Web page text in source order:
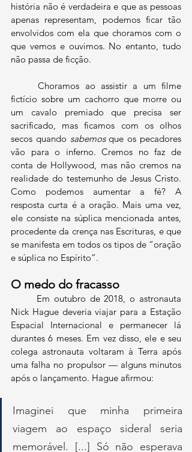
história não é verdadeira e que as pessoas
apenas representam, podemos ficar tão
envolvidos com ela que choramos com o
que vemos e ouvimos. No entanto, tudo
não passa de ficção.
	Choramos ao assistir a um filme
fictício sobre um cachorro que morre ou
um cavalo premiado que precisa ser
sacrificado, mas ficamos com os olhos
secos quando sabemos que os pecadores
vão para o inferno. Cremos no faz de
conta de Hollywood, mas não cremos na
realidade do testemunho de Jesus Cristo.
Como podemos aumentar a fé? A
resposta curta é a oração. Mais uma vez,
ele consiste na súplica mencionada antes,
procedente da crença nas Escrituras, e que
se manifesta em todos os tipos de “oração
e súplica no Espírito”.
O medo do fracasso
Nick Hague deveria viajar para a Estação
Espacial Internacional e permanecer lá
durantes 6 meses. Em vez disso, ele e seu
colega astronauta voltaram à Terra após
uma falha no propulsor — alguns minutos
após o lançamento. Hague afirmou:
Imaginei que minha primeira
viagem ao espaço sideral seria
memorável. [...] Só não esperava